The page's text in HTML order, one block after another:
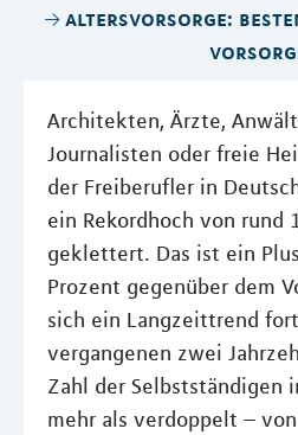
altersvorsorge:
Architekten, Ärzte,
Journalisten oder freie
der Freiberufler in
ein Rekordhoch von rund
geklettert. Das ist ein
Prozent gegenüber dem
sich ein Langzeittrend
vergangenen zwei
Zahl der Selbstständigen
mehr als verdoppelt –